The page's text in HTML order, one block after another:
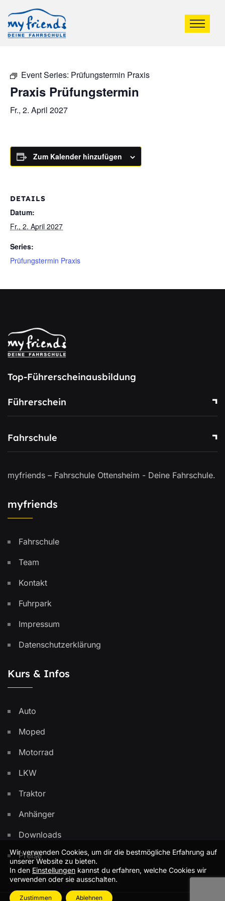
Event Series: Prüfungstermin Praxis
Praxis Prüfungstermin
Fr., 2. April 2027
Zum Kalender hinzufügen
DETAILS
Datum:
Fr., 2. April 2027
Series:
Prüfungstermin Praxis
Top-Führerscheinausbildung
Führerschein
Fahrschule
myfriends – Fahrschule Ottensheim - Deine Fahrschule.
myfriends
Fahrschule
Team
Kontakt
Fuhrpark
Impressum
Datenschutzerklärung
Kurs & Infos
Auto
Moped
Motorrad
LKW
Traktor
Anhänger
Downloads
Preise
Wir verwenden Cookies, um dir die bestmögliche Erfahrung auf
unserer Website zu bieten.
In den Einstellungen kannst du erfahren, welche Cookies wir
verwenden oder sie ausschalten.
Zustimmen Ablehnen